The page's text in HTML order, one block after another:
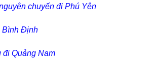
chuyến đi Phú Yên
Bình Định
đi Quảng Nam